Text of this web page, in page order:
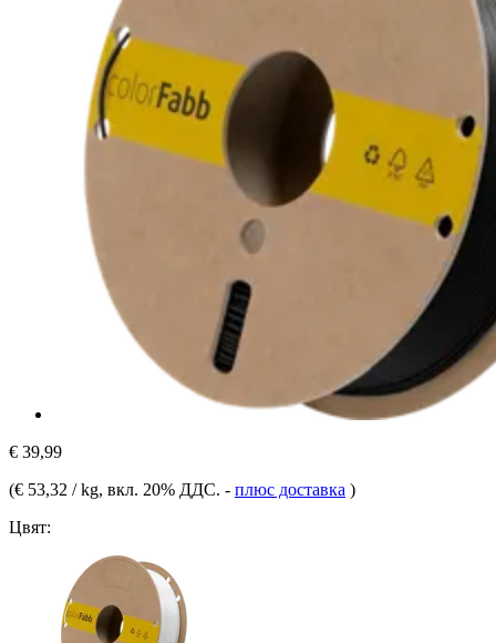
€ 39,99
(€ 53,32 / kg, вкл. 20% ДДС. - плюс доставка )
Цвят: